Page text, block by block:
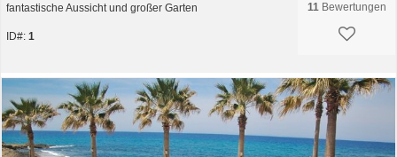
fantastische Aussicht und großer Garten
ID#: 1
11Bewertungen